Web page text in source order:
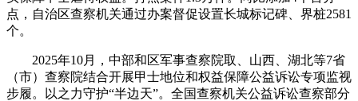
点，自治区查察机关通过办案督促设置长城标记碑、界桩2581
个。
2025年10月，中部和区军事查察院取、山西、湖北等7省
（市）查察院结合开展甲士地位和权益保障公益诉讼专项监视
步履。以之力守护“半边天”。全国查察机关公益诉讼查察部分